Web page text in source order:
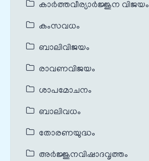
കാർത്തവീര്യാർജ്ജുന വിജയം
കംസവധം
ബാലിവിജയം
രാവണവിജയം
ശാപമോചനം
ബാലിവധം
തോരണയുദ്ധം
അർജ്ജുനവിഷാദവൃത്തം